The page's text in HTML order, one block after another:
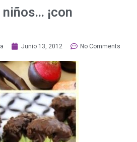
¡con
Junio 13, 2012 No Comments